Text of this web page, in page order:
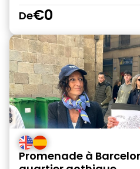
De€0
Promenade à